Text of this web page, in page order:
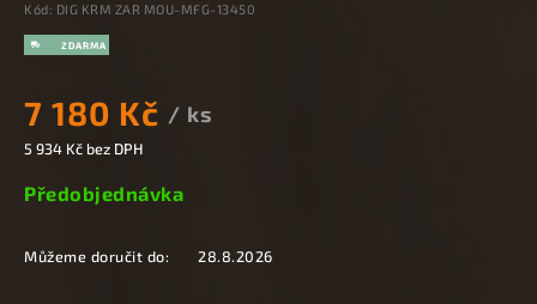
Kód: DIG KRM ZAR MOU-MFG-13450
7 180 Kč / ks
5 934 Kč bez DPH
Předobjednávka
Můžeme doručit do: 28.8.2026